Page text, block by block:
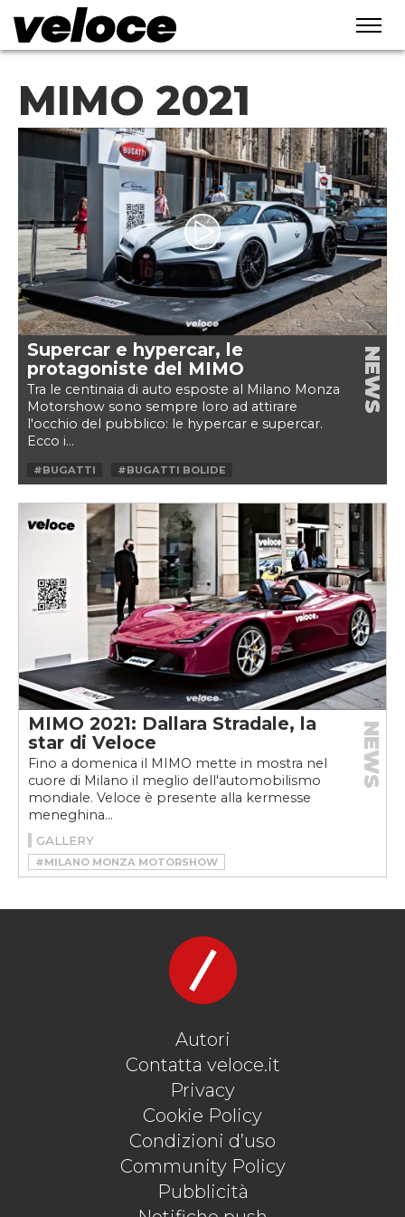
MIMO 2021
Supercar e hypercar, le
protagoniste del MIMO
Tra le centinaia di auto esposte al Milano Monza
Motorshow sono sempre loro ad attirare
l'occhio del pubblico: le hypercar e supercar.
Ecco i...
NEWS
#BUGATTI
#BUGATTI BOLIDE
#BUGATTI CHIRON SUPER SPORT
#CHEVROLET
#HYPERCAR
#MCLAREN ARTURA
#MILANO MONZA MOTORSHOW
#MILANO MONZA OPEN‑AIR MOTOR SHOW
#MIMO
#MIMO 2021 #SUPERCAR
MIMO 2021: Dallara Stradale, la
star di Veloce
Fino a domenica il MIMO mette in mostra nel
cuore di Milano il meglio dell'automobilismo
mondiale. Veloce è presente alla kermesse
meneghina...
NEWS
GALLERY
#MILANO MONZA MOTORSHOW
#MILANO MONZA OPEN‑AIR MOTOR SHOW
Autori
Contatta veloce.it
Privacy
Cookie Policy
Condizioni d’uso
Community Policy
Pubblicità